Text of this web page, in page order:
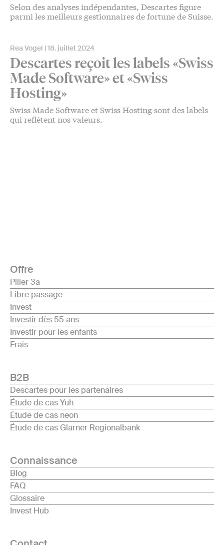
Selon des analyses indépendantes, Descartes figure
parmi les meilleurs gestionnaires de fortune de Suisse.
Rea Vogel 18. juillet 2024
Descartes reçoit les labels «Swiss
Made Software» et «Swiss
Hosting»
Swiss Made Software et Swiss Hosting sont des labels
qui reflètent nos valeurs.
Offre
Pilier 3a
Libre passage
Invest
Investir dès 55 ans
Investir pour les enfants
Frais
B2B
Descartes pour les partenaires
Étude de cas Yuh
Étude de cas neon
Étude de cas Glarner Regionalbank
Connaissance
Blog
FAQ
Glossaire
Invest Hub